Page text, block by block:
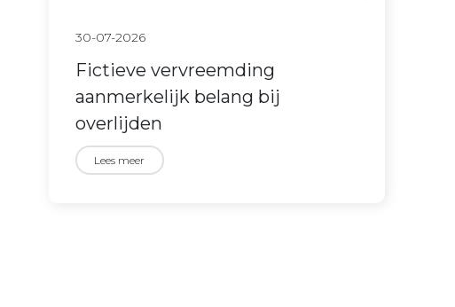
30-07-2026
Fictieve vervreemding
aanmerkelijk belang bij
overlijden
Lees meer